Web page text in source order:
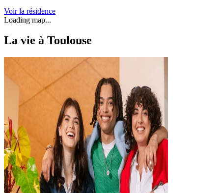
Voir la résidence
Loading map...
La vie à Toulouse